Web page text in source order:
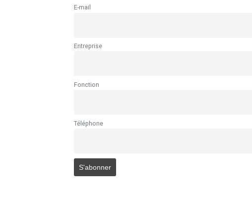
E-mail
Entreprise
Fonction
Téléphone